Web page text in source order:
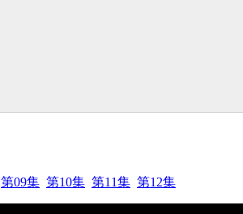
第09集 第10集 第11集 第12集